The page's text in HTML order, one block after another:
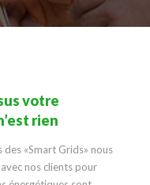
votre
rien
des «Smart Grids» nous
nos clients pour